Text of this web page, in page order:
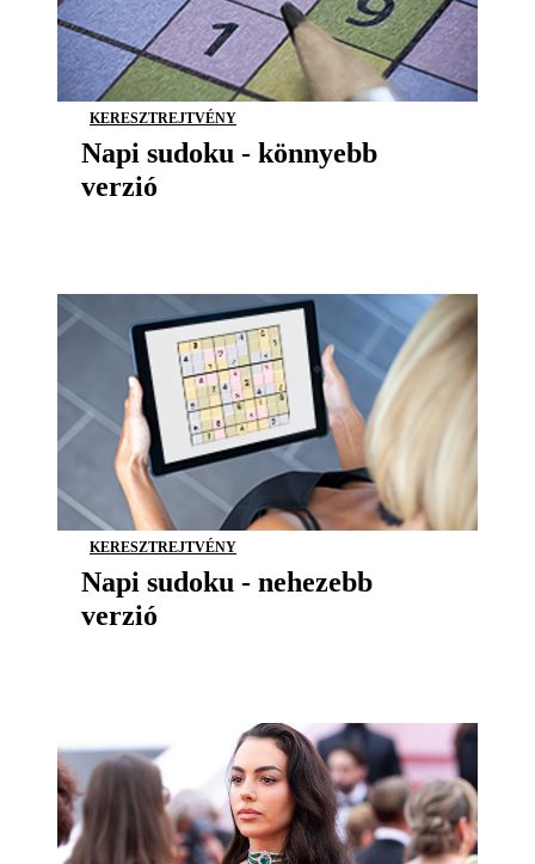
KERESZTREJTVÉNY
Napi sudoku - könnyebb
verzió
KERESZTREJTVÉNY
Napi sudoku - nehezebb
verzió